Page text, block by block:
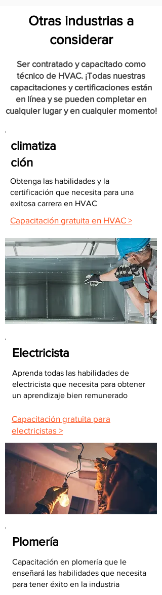
Otras industrias a
considerar
Ser contratado y capacitado como
técnico de HVAC. ¡Todas nuestras
capacitaciones y certificaciones están
en línea y se pueden completar en
cualquier lugar y en cualquier momento!
climatiza
ción
Obtenga las habilidades y la
certificación que necesita para una
exitosa carrera en HVAC
Capacitación gratuita en HVAC >
Electricista
Aprenda todas las habilidades de
electricista que necesita para obtener
un aprendizaje bien remunerado
Capacitación gratuita para
electricistas >
Plomería
Capacitación en plomería que le
enseñará las habilidades que necesita
para tener éxito en la industria